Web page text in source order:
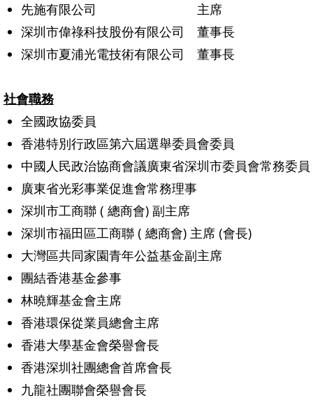
先施有限公司 主席
深圳市偉祿科技股份有限公司 董事長
深圳市夏浦光電技術有限公司 董事長
社會職務
全國政協委員
香港特別行政區第六屆選舉委員會委員
中國人民政治協商會議廣東省深圳市委員會常務委員
廣東省光彩事業促進會常務理事
深圳市工商聯 ( 總商會) 副主席
深圳市福田區工商聯 ( 總商會) 主席 (會長)
大灣區共同家園青年公益基金副主席
團結香港基金參事
林曉輝基金會主席
香港環保從業員總會主席
香港大學基金會榮譽會長
香港深圳社團總會首席會長
九龍社團聯會榮譽會長